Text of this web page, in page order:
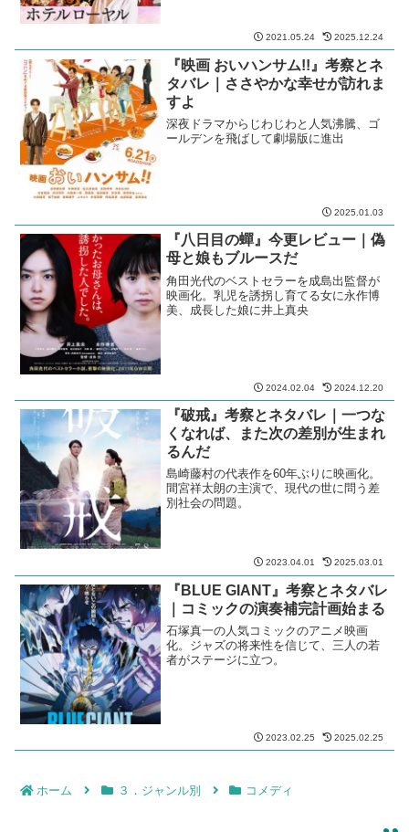
2021.05.24 2025.12.24
『映画 おいハンサム!!』考察とネ
タバレ｜ささやかな幸せが訪れま
すよ
深夜ドラマからじわじわと人気沸騰、ゴ
ールデンを飛ばして劇場版に進出
2025.01.03
『八日目の蟬』今更レビュー｜偽
母と娘もブルースだ
角田光代のベストセラーを成島出監督が
映画化。乳児を誘拐し育てる女に永作博
美、成長した娘に井上真央
2024.02.04 2024.12.20
『破戒』考察とネタバレ｜一つな
くなれば、また次の差別が生まれ
るんだ
島崎藤村の代表作を60年ぶりに映画化。
間宮祥太朗の主演で、現代の世に問う差
別社会の問題。
2023.04.01 2025.03.01
『BLUE GIANT』考察とネタバレ
｜コミックの演奏補完計画始まる
石塚真一の人気コミックのアニメ映画
化。ジャズの将来性を信じて、三人の若
者がステージに立つ。
2023.02.25 2025.02.25
ホーム ３．ジャンル別 コメディ